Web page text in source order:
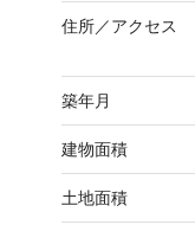
住所／アクセス
築年月
建物面積
土地面積